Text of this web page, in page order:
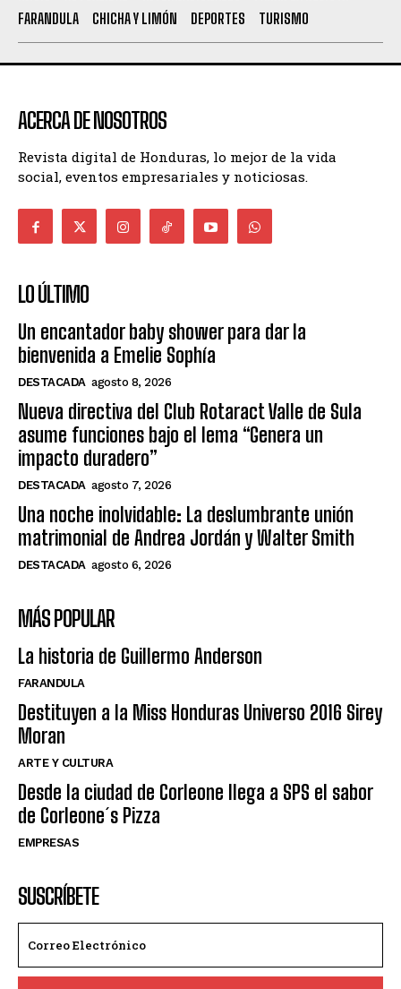
FARANDULA
CHICHA Y LIMÓN DEPORTES TURISMO
ACERCA DE NOSOTROS
Revista digital de Honduras, lo mejor de la vida
social, eventos empresariales y noticiosas.
LO ÚLTIMO
Un encantador baby shower para dar la
bienvenida a Emelie Sophía
DESTACADA agosto 8, 2026
Nueva directiva del Club Rotaract Valle de Sula
asume funciones bajo el lema “Genera un
impacto duradero”
DESTACADA agosto 7, 2026
Una noche inolvidable: La deslumbrante unión
matrimonial de Andrea Jordán y Walter Smith
DESTACADA agosto 6, 2026
MÁS POPULAR
La historia de Guillermo Anderson
FARANDULA
Destituyen a la Miss Honduras Universo 2016 Sirey
Moran
ARTE Y CULTURA
Desde la ciudad de Corleone llega a SPS el sabor
de Corleone´s Pizza
EMPRESAS
SUSCRÍBETE